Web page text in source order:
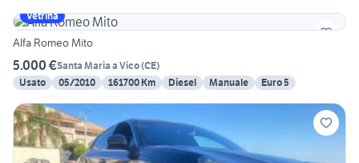
Vetrina
Alfa Romeo Mito
5.000 €Santa Maria a Vico(CE)
Usato
05/2010 161700 Km Diesel Manuale Euro 5